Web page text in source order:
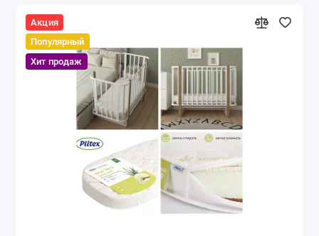
Акция
Популярный
Хит продаж